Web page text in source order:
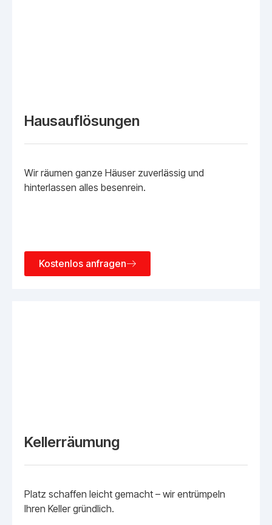
Hausauflösungen
Wir räumen ganze Häuser zuverlässig und
hinterlassen alles besenrein.
Kostenlos anfragen
Kellerräumung
Platz schaffen leicht gemacht – wir entrümpeln
Ihren Keller gründlich.